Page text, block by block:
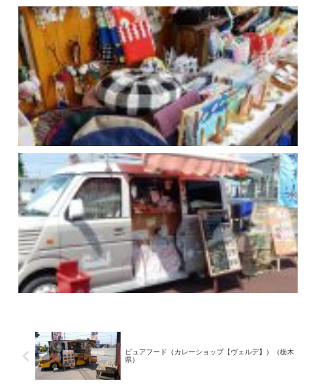
ピュアフード（カレーショップ【ヴェルデ】）（栃木
県）